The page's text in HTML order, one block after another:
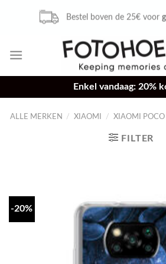
Bestel voor 16u, zelfde
Enkel vandaag: 20%
ALLE MERKEN / XIAOMI / XIAOMI POCO
FILTER
-20%